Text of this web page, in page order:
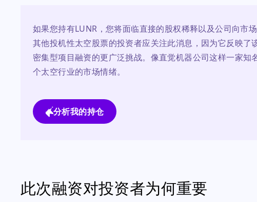
如果您持有LUNR，您将面临直接的股权稀释以及公司向市
其他投机性太空股票的投资者应关注此消息，因为它反映了
密集型项目融资的更广泛挑战。像直觉机器公司这样一家
个太空行业的市场情绪。
分析我的持仓
此次融资对投资者为何重要